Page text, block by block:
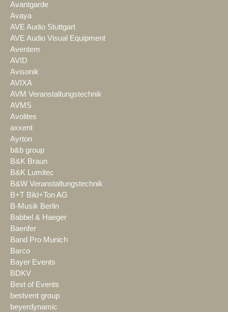
Avantgarde
Avaya
AVE Audio Stuttgart
AVE Audio Visual Equipment
Aventem
AVID
Avisonik
AVIXA
AVM Veranstaltungstechnik
AVMS
Avolites
axxent
Ayrton
b&b group
B&K Braun
B&K Lumitec
B&W Veranstaltungstechnik
B+T Bild+Ton AG
B-Musik Berlin
Babbel & Haeger
Baenfer
Band Pro Munich
Barco
Bayer Events
BDKV
Best of Events
bestvent group
beyerdynamic